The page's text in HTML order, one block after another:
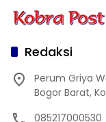
Redaksi
Perum Griya
Bogor Barat,
085217000530